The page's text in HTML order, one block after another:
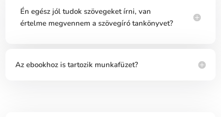
Én egész jól tudok szövegeket írni, van
értelme megvennem a szövegíró tankönyvet?
Az ebookhoz is tartozik munkafüzet?